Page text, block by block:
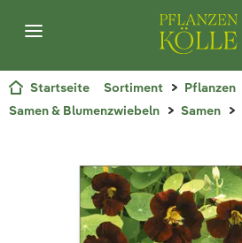
Startseite Sortiment
Pflanzen
Samen & Blumenzwiebeln
Samen